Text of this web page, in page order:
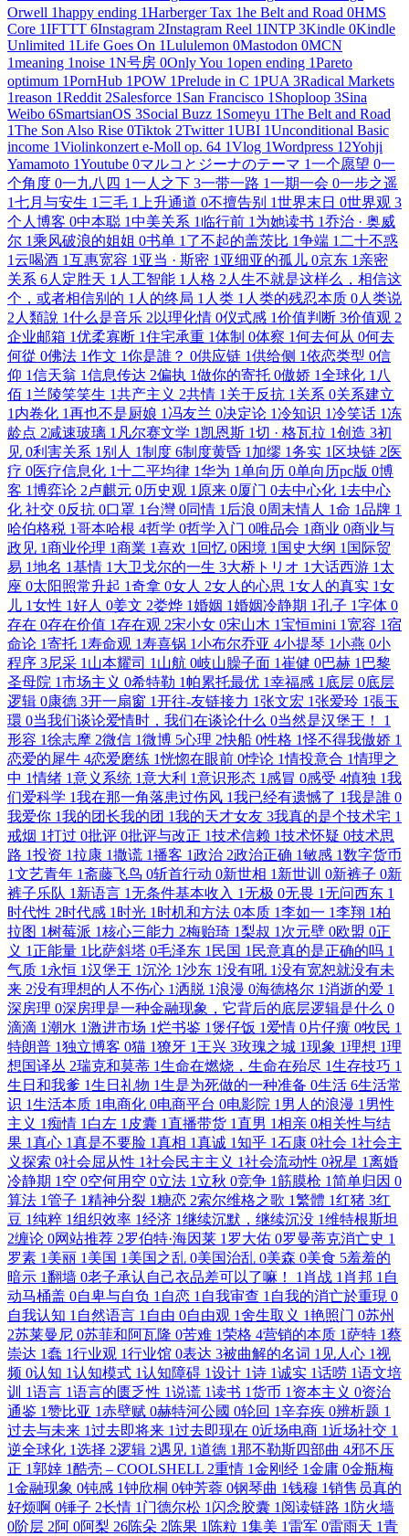
Orwell 1happy ending 1Harberger Tax 1he Belt and Road 0HMS
Core 1IFTTT 6Instagram 2Instagram Reel 1INTP3Kindle 0Kindle
Unlimited 1Life Goes On 1Lululemon 0Mastodon 0MCN
1meaning 1noise 1N号房 0Only You 1open ending 1Pareto
optimum 1PornHub 1POW 1Prelude in C 1PUA 3Radical Markets
1reason 1Reddit 2Salesforce 1 San Francisco 1 Shoploop 3Sina
Weibo 6SmartsianOS 3Social Buzz 1 Someyu 1The Belt and Road
1The Son Also Rise 0Tiktok 2Twitter 1UBI 1Unconditional Basic
income 1Violinkonzert e-Moll op. 64 1Vlog 1Wordpress 12Yohji
Yamamoto 1Youtube 0マルコとジーナのテーマ 1一个愿望 0一
个角度 0一九八四 1一人之下 3一带一路 1一期一会 0一步之遥
1七月与安生 1 三毛 1 上升通道 0不擅告别 1世界末日 0世界观 3
个人博客 0中本聪 1中美关系 1 临行前 1 为她读书 1乔治 · 奥威
尔 1乘风破浪的姐姐 0书单 1 了不起的盖茨比 1争端 1 二十不惑
1云喝酒 1互惠宽容 1 亚当 · 斯密 1 亚细亚的孤儿 0京东 1 亲密
关系 6人定胜天 1 人工智能 1 人格 2 人生不就是这样么，相信这
个，或者相信别的 1 人的终局 1 人类 1 人类的残忍本质 0人类说
2 人類說 1什么是音乐 2 以理化情 0仪式感 1价值判断 3价值观 2
企业邮箱 1优柔寡断 1住宅承重 1体制 0体察 1何去何从 0何去
何從 0佛法 1作文 1你是誰？ 0供应链 1供给侧 1依恋类型 0信
仰 1信天翁 1信息传达 2偏执 1做你的寄托 0傲娇 1全球化 1 八
佰 1 兰陵笑笑生 1共产主义 2共情 1 关于反抗 1 关系 0关系建立
1 内卷化 1再也不是厨娘 1 冯友兰 0决定论 1冷知识 1冷笑话 1冻
龄点 2减速玻璃 1 凡尔赛文学 1凯恩斯 1切 · 格瓦拉 1创造 3初
见 0利害关系 1 别人 1制度 6制度黄昏 1 加缪 1务实 1 区块链 2医
疗 0医疗信息化 1十二平均律 1华为 1单向历 0单向历pc版 0博
客 1博弈论 2卢麒元 0历史观 1 原来 0厦门 0去中心化 1去中心
化 社交 0反抗 0口罩 1 台灣 0同情 1 后浪 0周末情人 1命 1品牌 1
哈伯格税 1哥本哈根 4哲学 0哲学入门 0唯品会 1商业 0商业与
政见 1商业伦理 1商業 1喜欢 1 回忆 0困境 1 国史大纲 1 国际贸
易 1地名 1基情 1 大卫戈尔的一生 3大桥トリオ 1 大话西游 1 太
座 0太阳照常升起 1奇拿 0女人 2女人的心思 1女人的真实 1女
儿 1女性 1好人 0姜文 2娄烨 1婚姻 1婚姻冷静期 1孔子 1字体 0
存在 0存在价值 1存在观 2宋小女 0宋山木 1宝恒mini 1 宽容 1宿
命论 1寄托 1寿命观 1寿喜锅 1小布尔乔亚 4小提琴 1小燕 0小
程序 3尼采 1 山本耀司 1 山航 0岐山臊子面 1崔健 0巴赫 1 巴黎
圣母院 1市场主义 0希特勒 1帕累托最优 1幸福感 1 底层 0底层
逻辑 0康德 3开一扇窗 1开往-友链接力 1张文宏 1张爱玲 1張玉
環 0当我们谈论爱情时，我们在谈论什么 0当然是汉堡王！ 1
形容 1徐志摩 2微信 1微博 5心理 2快船 0性格 1怪不得我傲娇 1
恋爱的犀牛 4恋爱磨练 1恍惚在眼前 0悖论 1情投意合 1情理之
中 1情绪 1意义系统 1意大利 1意识形态 1感冒 0感受 4慎独 1我
们爱科学 1我在那一角落患过伤风 1我已经有遗憾了 1我是誰 0
我爱你 1我的团长我的团 1我的天才女友 3我真的是个技术宅 1
戒烟 1打过 0批评 0批评与改正 1技术信赖 1技术怀疑 0技术思
路 1投资 1拉康 1撒谎 1播客 1政治 2政治正确 1敏感 1数字货币
1文艺青年 1斋藤飞鸟 0斩首行动 0新世相 1 新世训 0新裤子 0新
裤子乐队 1 新语言 1无条件基本收入 1无极 0无畏 1无问西东 1
时代性 2时代感 1 时光 1 时机和方法 0本质 1李如一 1李翔 1柏
拉图 1树莓派 1核心三能力 2梅贻琦 1梨叔 1 次元壁 0欧盟 0正
义 1 正能量 1 比萨斜塔 0毛泽东 1 民国 1 民意真的是正确的吗 1
气质 1 永恒 1汉堡王 1沉沦 1沙东 1没有吼 1没有宽恕就没有未
来 2没有理想的人不伤心 1洒脱 1浪漫 0海德格尔 1消逝的爱 1
深房理 0深房理是一种金融现象，它背后的底层逻辑是什么 0
滴滴 1潮水 1激进市场 1烂书鉴 1煲仔饭 1 爱情 0片仔癀 0牧民 1
特朗普 1独立博客 0猫 1獠牙 1 王兴 3玫瑰之城 1现象 1理想 1理
想国译丛 2瑞克和莫蒂 1生命在燃烧，生命在殆尽 1生存技巧 1
生日和我爹 1生日礼物 1生是为死做的一种准备 0生活 6生活常
识 1生活本质 1 电商化 0电商平台 0电影院 1 男人的浪漫 1 男性
主义 1痴情 1 白左 1 皮囊 1直播带货 1直男 1相亲 0相关性与结
果 1真心 1真是不要脸 1真相 1真诚 1知乎 1石康 0社会 1社会主
义探索 0社会屈从性 1社会民主主义 1社会流动性 0祝星 1离婚
冷静期 1 空 0空何用空 0立法 1 立秋 0竞争 1筋膜枪 1简单归因 0
算法 1管子 1精神分裂 1糖恋 2索尔维格之歌 1繁體 1红猪 3红
豆 1纯粹 1组织效率 1经济 1继续沉默，继续沉没 1维特根斯坦
2缠论 0网站推荐 2罗伯特·海因莱 1 罗大佑 0罗曼蒂克消亡史 1
罗素 1 美丽 1 美国 1 美国之乱 0美国治乱 0美森 0美食 5羞羞的
暗示 1翻墙 0老子承认自己衣品差可以了嘛！ 1 肖战 1 肖邦 1 自
动马桶盖 0自卑与自负 1 自恋 1 自我审查 1 自我的消亡於重現 0
自我认知 1 自然语言 1 自由 0自由观 1舍生取义 1艳照门 0苏州
2苏莱曼尼 0苏菲和阿瓦隆 0苦难 1荣格 4营销的本质 1萨特 1蔡
崇达 1蠢 1行业观 1行业馆 0表达 3被曲解的名词 1 见人心 1视
频 0认知 1认知模式 1认知障碍 1设计 1诗 1诚实 1话唠 1语文培
训 1语言 1语言的匮乏性 1说谎 1读书 1货币 1 资本主义 0资治
通鉴 1赞比亚 1赤壁赋 0赫特河公國 0轮回 1辛弃疾 0辨析题 1
过去与未来 1过去即将来 1过去即现在 0近场电商 1近场社交 1
逆全球化 1选择 2逻辑 2遇见 1道德 1那不勒斯四部曲 4邪不压
正 1郭婞 1酷壳 – COOLSHELL 2重情 1金刚经 1金庸 0金瓶梅
1金融现象 0钝感 1钟欣桐 0钟芳蓉 0钢琴曲 1钱穆 1销售员真的
好烦啊 0锤子 2长情 1 门德尔松 1 闪念胶囊 1 阅读链路 1 防火墙
0阶层 2阿 0阿梨 26陈朵 2陈果 1 陈粒 1集美 1雷军 0雷雨天 1青